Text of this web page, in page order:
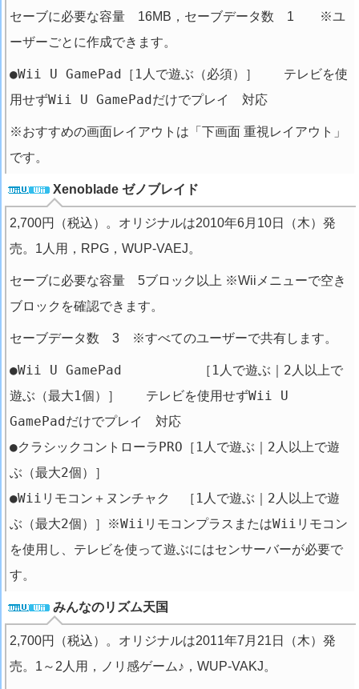
セーブに必要な容量 16MB，セーブデータ数 1 ※ユ
ーザーごとに作成できます。
●Wii U GamePad［1人で遊ぶ（必須）］ テレビを使
用せずWii U GamePadだけでプレイ 対応
※おすすめの画面レイアウトは「下画面 重視レイアウト」
です。
Xenoblade ゼノブレイド
2,700円（税込）。オリジナルは2010年6月10日（木）発
売。1人用，RPG，WUP-VAEJ。
セーブに必要な容量 5ブロック以上 ※Wiiメニューで空き
ブロックを確認できます。
セーブデータ数 3 ※すべてのユーザーで共有します。
●Wii U GamePad ［1人で遊ぶ｜2人以上で
遊ぶ（最大1個）］ テレビを使用せずWii U
GamePadだけでプレイ 対応
●クラシックコントローラPRO［1人で遊ぶ｜2人以上で遊
ぶ（最大2個）］
●Wiiリモコン＋ヌンチャク ［1人で遊ぶ｜2人以上で遊
ぶ（最大2個）］※WiiリモコンプラスまたはWiiリモコン
を使用し、テレビを使って遊ぶにはセンサーバーが必要で
す。
みんなのリズム天国
2,700円（税込）。オリジナルは2011年7月21日（木）発
売。1～2人用，ノリ感ゲーム♪，WUP-VAKJ。